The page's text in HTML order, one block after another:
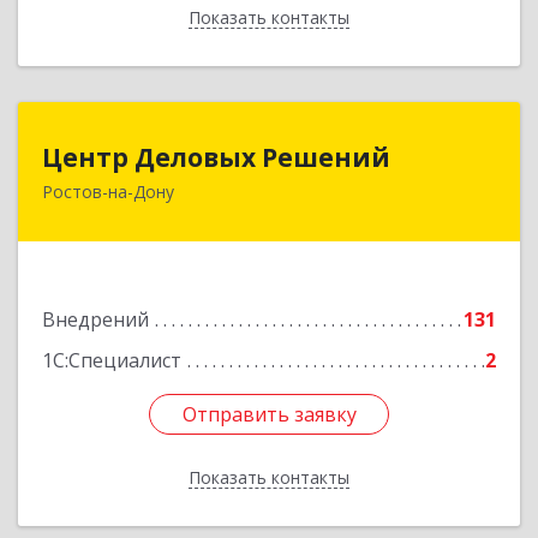
Показать контакты
Назад
Центр Деловых Решений
Ростов-на-Дону
Внедрений
131
1С:Специалист
2
Отправить заявку
Показать контакты
Центр Деловых Решений
344029, Ростовская обл, Ростов-на-Дону г,
Отправить заявку
Назад